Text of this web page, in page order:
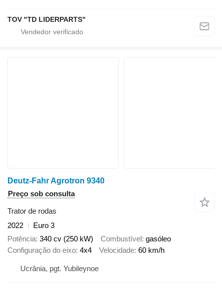
TOV "TD LIDERPARTS"
Deutz-Fahr Agrotron 9340
Preço sob consulta
Trator de rodas
2022
Euro 3
Potência 340 cv (250 kW) Combustível gasóleo
Configuração do eixo 4x4 Velocidade 60 km/h
Ucrânia, pgt. Yubileynoe